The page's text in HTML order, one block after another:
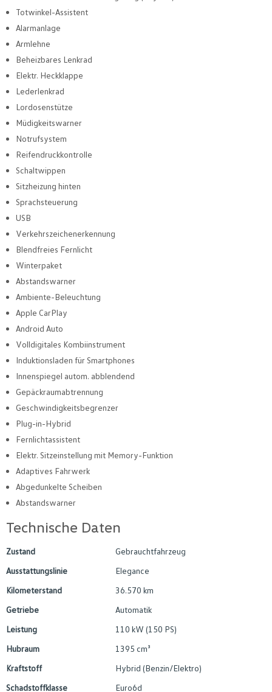
Totwinkel-Assistent
Alarmanlage
Armlehne
Beheizbares Lenkrad
Elektr. Heckklappe
Lederlenkrad
Lordosenstütze
Müdigkeitswarner
Notrufsystem
Reifendruckkontrolle
Schaltwippen
Sitzheizung hinten
Sprachsteuerung
USB
Verkehrszeichenerkennung
Blendfreies Fernlicht
Winterpaket
Abstandswarner
Ambiente-Beleuchtung
Apple CarPlay
Android Auto
Volldigitales Kombiinstrument
Induktionsladen für Smartphones
Innenspiegel autom. abblendend
Gepäckraumabtrennung
Geschwindigkeitsbegrenzer
Plug-in-Hybrid
Fernlichtassistent
Elektr. Sitzeinstellung mit Memory-Funktion
Adaptives Fahrwerk
Abgedunkelte Scheiben
Abstandswarner
Technische Daten
Zustand
Gebrauchtfahrzeug
Ausstattungslinie
Elegance
Kilometerstand
36.570 km
Getriebe
Automatik
Leistung
110 kW (150 PS)
Hubraum
1395 cm³
Kraftstoff
Hybrid (Benzin/Elektro)
Schadstoffklasse
Euro6d